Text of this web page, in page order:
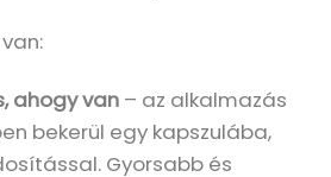
ahogy van – az alkalmazás
bekerül egy kapszulába,
Gyorsabb és